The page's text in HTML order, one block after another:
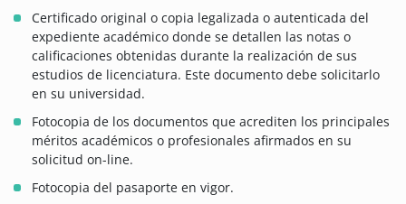
Certificado original o copia legalizada o autenticada del
expediente académico donde se detallen las notas o
calificaciones obtenidas durante la realización de sus
estudios de licenciatura. Este documento debe solicitarlo
en su universidad.
Fotocopia de los documentos que acrediten los principales
méritos académicos o profesionales afirmados en su
solicitud on-line.
Fotocopia del pasaporte en vigor.